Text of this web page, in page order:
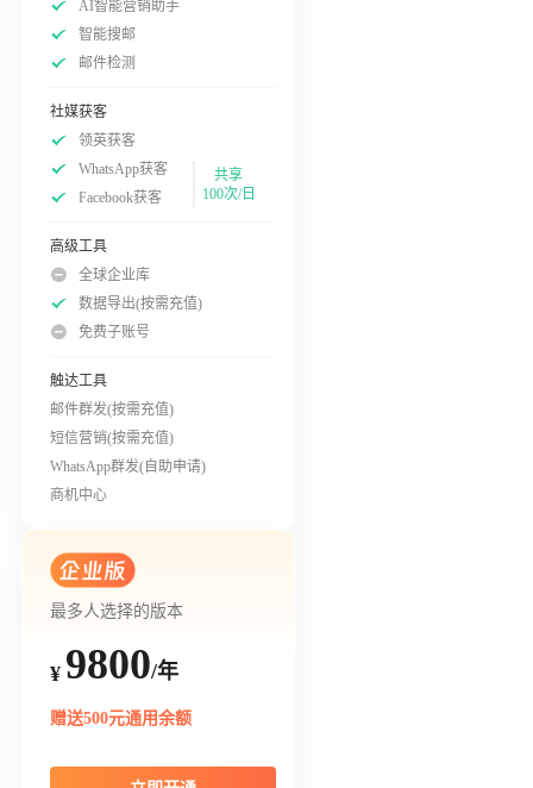
AI智能营销助手
智能搜邮
邮件检测
社媒获客
领英获客
WhatsApp获客
Facebook获客
共享
100次/日
高级工具
全球企业库
数据导出(按需充值)
免费子账号
触达工具
邮件群发(按需充值)
短信营销(按需充值)
WhatsApp群发(自助申请)
商机中心
最多人选择的版本
¥ 9800/年
赠送500元通用余额